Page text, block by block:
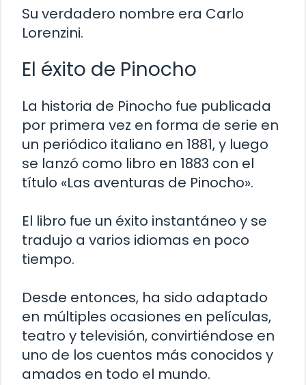
Su verdadero nombre era Carlo
Lorenzini.
El éxito de Pinocho
La historia de Pinocho fue publicada
por primera vez en forma de serie en
un periódico italiano en 1881, y luego
se lanzó como libro en 1883 con el
título «Las aventuras de Pinocho».
El libro fue un éxito instantáneo y se
tradujo a varios idiomas en poco
tiempo.
Desde entonces, ha sido adaptado
en múltiples ocasiones en películas,
teatro y televisión, convirtiéndose en
uno de los cuentos más conocidos y
amados en todo el mundo.